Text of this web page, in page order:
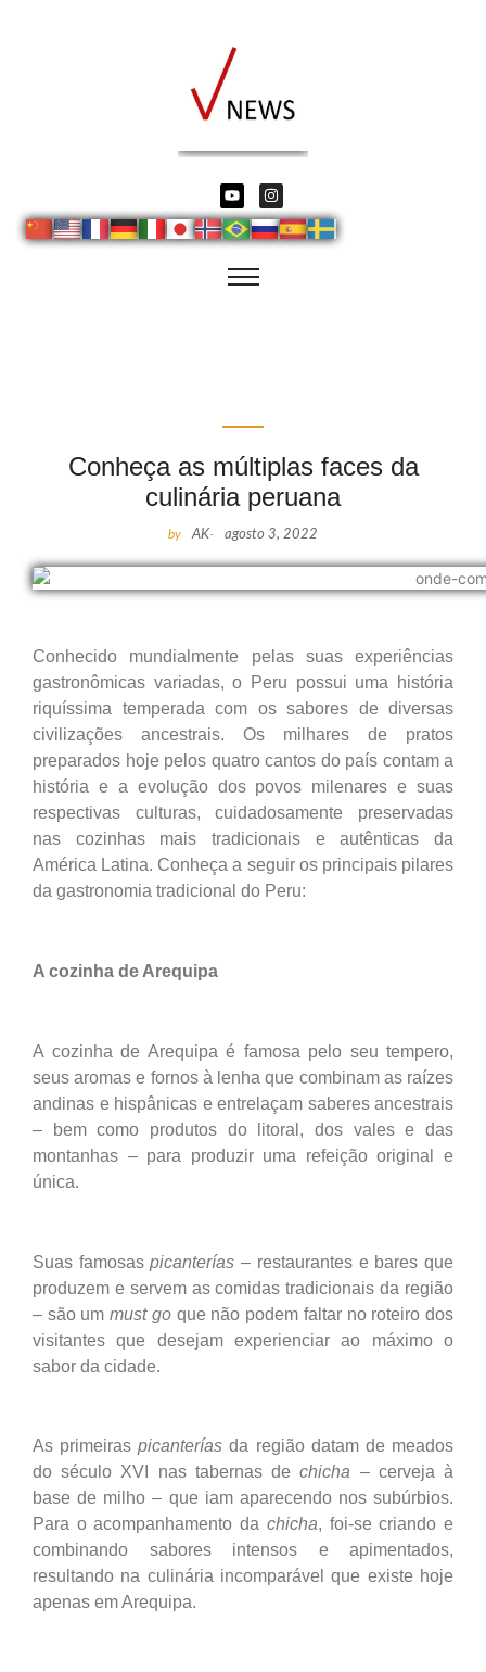
Conheça as múltiplas faces da
culinária peruana
by AK- agosto 3, 2022
Conhecido mundialmente pelas suas experiências
gastronômicas variadas, o Peru possui uma história
riquíssima temperada com os sabores de diversas
civilizações ancestrais. Os milhares de pratos
preparados hoje pelos quatro cantos do país contam a
história e a evolução dos povos milenares e suas
respectivas culturas, cuidadosamente preservadas
nas cozinhas mais tradicionais e autênticas da
América Latina. Conheça a seguir os principais pilares
da gastronomia tradicional do Peru:
A cozinha de Arequipa
A cozinha de Arequipa é famosa pelo seu tempero,
seus aromas e fornos à lenha que combinam as raízes
andinas e hispânicas e entrelaçam saberes ancestrais
– bem como produtos do litoral, dos vales e das
montanhas – para produzir uma refeição original e
única.
Suas famosaspicanterías – restaurantes e bares que
produzem e servem as comidas tradicionais da região
– são ummust goque não podem faltar no roteiro dos
visitantes que desejam experienciar ao máximo o
sabor da cidade.
As primeiraspicanterías da região datam de meados
do século XVI nas tabernas dechicha – cerveja à
base de milho – que iam aparecendo nos subúrbios.
Para o acompanhamento da chicha, foi-se criando e
combinando sabores intensos e apimentados,
resultando na culinária incomparável que existe hoje
apenas em Arequipa.